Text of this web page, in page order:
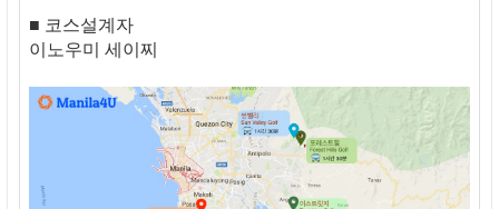
■ 코스설계자
이노우미 세이찌